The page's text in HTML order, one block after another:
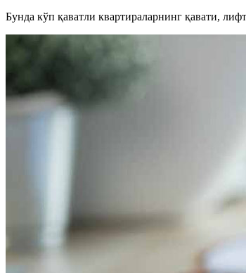
Бунда кўп қаватли квартираларнинг қавати,